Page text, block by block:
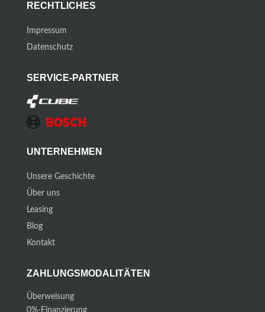
RECHTLICHES
Impressum
Datenschutz
SERVICE-PARTNER
UNTERNEHMEN
Unsere Geschichte
Über uns
Leasing
Blog
Kontakt
ZAHLUNGSMODALITÄTEN
Überweisung
0%-Finanzierung